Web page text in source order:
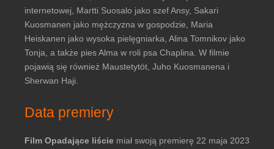
internetowej, Martti Suosalo jako szef Ansy, Sakari
Kuosmanen jako mężczyzna w gospodzie, Maria
Heiskanen jako wysoka pielęgniarka, Alina Tomnikov jako
Tonja, a także pies Alma w roli psa Chaplina. W filmie
pojawią się również Maustetytöt, Juho Kuosmanena i
Sherwan Haji.
Data premiery
Film Opadające liście miał swoją premierę 22 maja 2023